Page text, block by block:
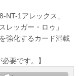
1アレックス」
レッガー・ロゥ」
強化するカード満載
要です。】